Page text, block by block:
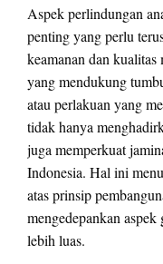
Aspek perlindungan
penting yang perlu
keamanan dan
yang mendukung
atau perlakuan yang
tidak hanya
juga memperkuat
Indonesia. Hal ini
atas prinsip
mengedepankan
lebih luas.